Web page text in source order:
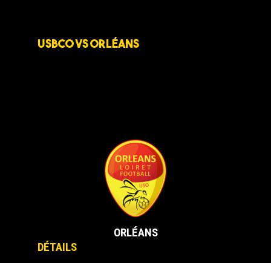
USBCO VS ORLÉANS
ORLÉANS
DÉTAILS